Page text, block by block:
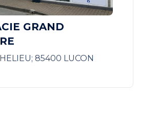
GRAND
85400 LUCON